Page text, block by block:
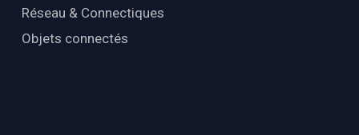
Réseau & Connectiques
Objets connectés